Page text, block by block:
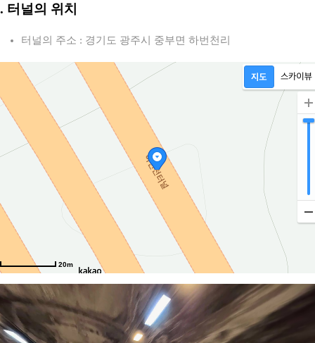
터널의 위치
터널의 주소 : 경기도 광주시 중부면 하번천리
20m